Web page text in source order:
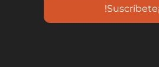
!Suscríbete¡